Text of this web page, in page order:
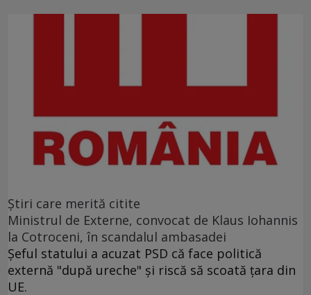
Ştiri care merită citite
Ministrul de Externe, convocat de Klaus Iohannis
la Cotroceni, în scandalul ambasadei
Şeful statului a acuzat PSD că face politică
externă "după ureche" şi riscă să scoată ţara din
UE.